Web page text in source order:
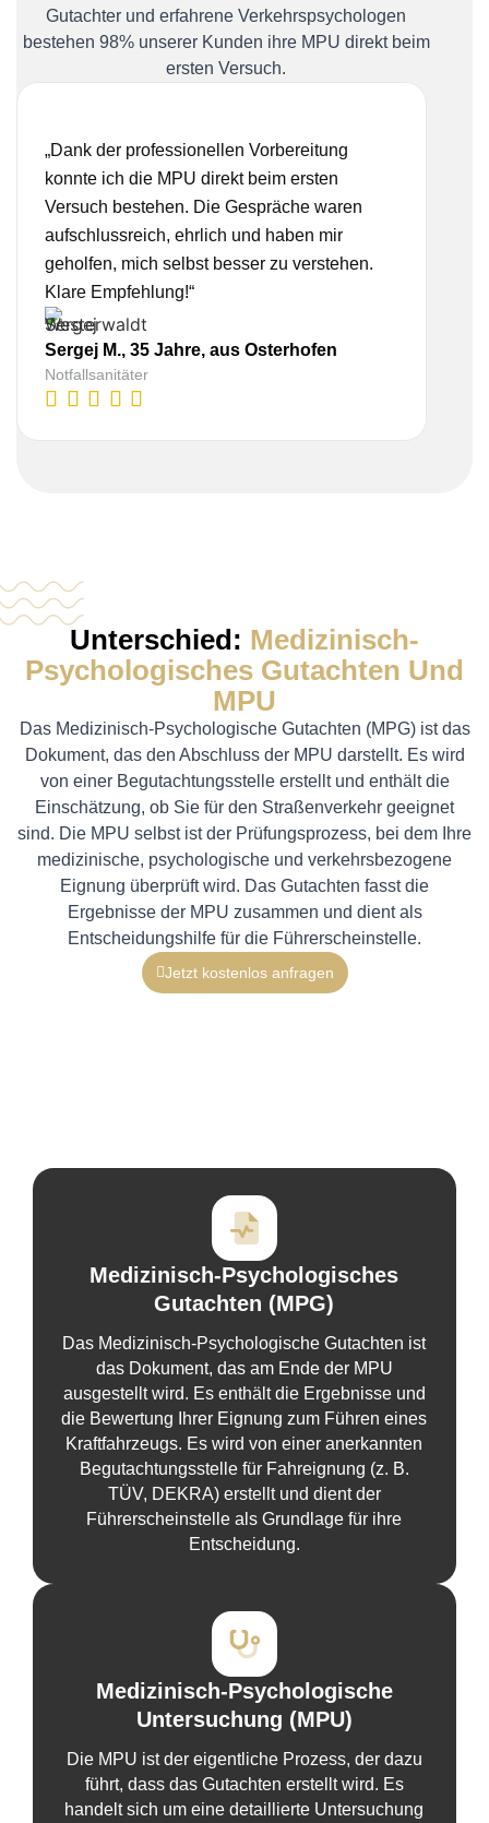
Gutachter und erfahrene Verkehrspsychologen
bestehen 98% unserer Kunden ihre MPU direkt beim
ersten Versuch.
„Dank der professionellen Vorbereitung
konnte ich die MPU direkt beim ersten
Versuch bestehen. Die Gespräche waren
aufschlussreich, ehrlich und haben mir
geholfen, mich selbst besser zu verstehen.
Klare Empfehlung!“
Sergej M., 35 Jahre, aus Osterhofen
Notfallsanitäter
Unterschied: Medizinisch-
Psychologisches Gutachten Und
MPU
Das Medizinisch-Psychologische Gutachten (MPG) ist das
Dokument, das den Abschluss der MPU darstellt. Es wird
von einer Begutachtungsstelle erstellt und enthält die
Einschätzung, ob Sie für den Straßenverkehr geeignet
sind. Die MPU selbst ist der Prüfungsprozess, bei dem Ihre
medizinische, psychologische und verkehrsbezogene
Eignung überprüft wird. Das Gutachten fasst die
Ergebnisse der MPU zusammen und dient als
Entscheidungshilfe für die Führerscheinstelle.
Jetzt kostenlos anfragen
Medizinisch-Psychologisches
Gutachten (MPG)
Das Medizinisch-Psychologische Gutachten ist
das Dokument, das am Ende der MPU
ausgestellt wird. Es enthält die Ergebnisse und
die Bewertung Ihrer Eignung zum Führen eines
Kraftfahrzeugs. Es wird von einer anerkannten
Begutachtungsstelle für Fahreignung (z. B.
TÜV, DEKRA) erstellt und dient der
Führerscheinstelle als Grundlage für ihre
Entscheidung.
Medizinisch-Psychologische
Untersuchung (MPU)
Die MPU ist der eigentliche Prozess, der dazu
führt, dass das Gutachten erstellt wird. Es
handelt sich um eine detaillierte Untersuchung